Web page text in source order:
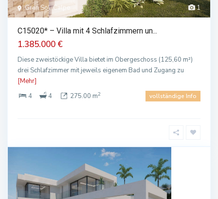
1
Gran Sol, Calpe
C15020* – Villa mit 4 Schlafzimmern un...
1.385.000 €
Diese zweistöckige Villa bietet im Obergeschoss (125,60 m²)
drei Schlafzimmer mit jeweils eigenem Bad und Zugang zu
[Mehr]
4
4 275.00 m2 vollständige Info